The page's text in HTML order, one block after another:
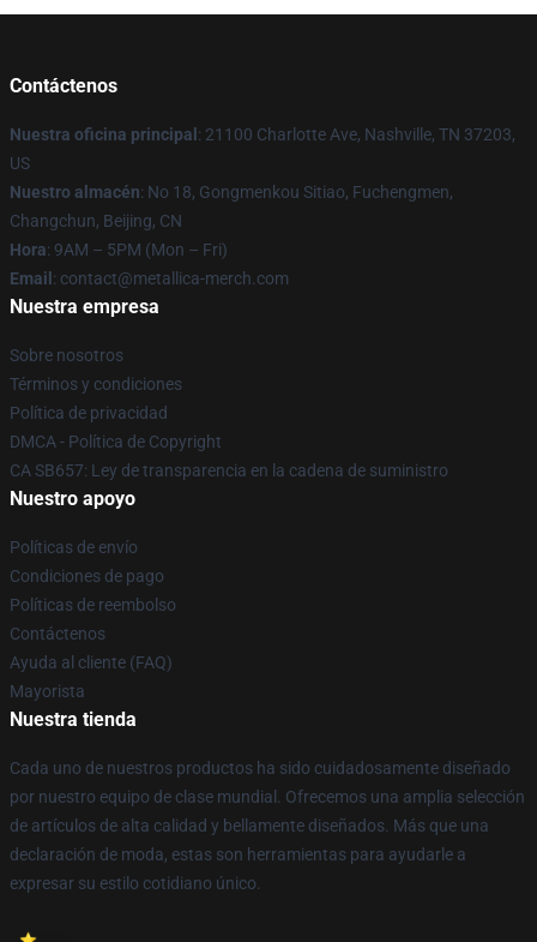
Contáctenos
Nuestra oficina principal : 21100 Charlotte Ave, Nashville, TN 37203,
US
Nuestro almacén: No 18, Gongmenkou Sitiao, Fuchengmen,
Changchun, Beijing, CN
Hora: 9AM – 5PM (Mon – Fri)
Email : contact@metallica-merch.com
Nuestra empresa
Sobre nosotros
Términos y condiciones
Política de privacidad
DMCA - Política de Copyright
CA SB657: Ley de transparencia en la cadena de suministro
Nuestro apoyo
Políticas de envío
Condiciones de pago
Políticas de reembolso
Contáctenos
Ayuda al cliente (FAQ)
Mayorista
Nuestra tienda
Cada uno de nuestros productos ha sido cuidadosamente diseñado
por nuestro equipo de clase mundial. Ofrecemos una amplia selección
de artículos de alta calidad y bellamente diseñados. Más que una
declaración de moda, estas son herramientas para ayudarle a
expresar su estilo cotidiano único.